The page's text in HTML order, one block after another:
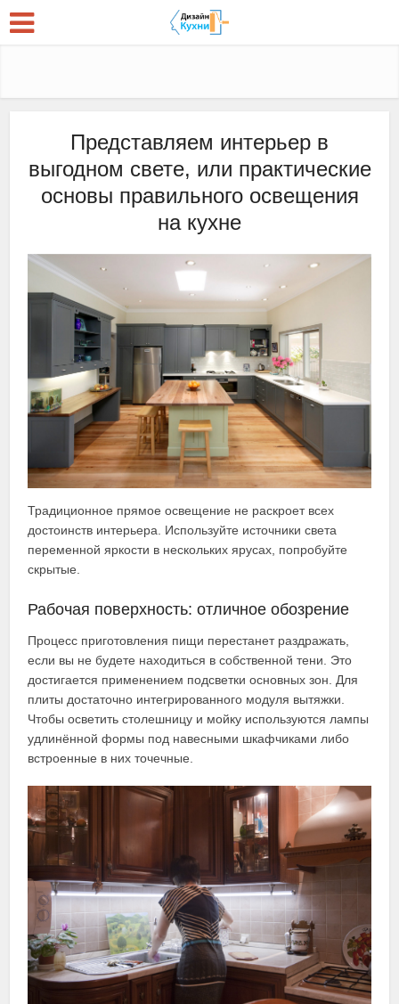
Представляем интерьер в
выгодном свете, или практические
основы правильного освещения
на кухне
Традиционное прямое освещение не раскроет всех
достоинств интерьера. Используйте источники света
переменной яркости в нескольких ярусах, попробуйте
скрытые.
Рабочая поверхность: отличное обозрение
Процесс приготовления пищи перестанет раздражать,
если вы не будете находиться в собственной тени. Это
достигается применением подсветки основных зон. Для
плиты достаточно интегрированного модуля вытяжки.
Чтобы осветить столешницу и мойку используются лампы
удлинённой формы под навесными шкафчиками либо
встроенные в них точечные.